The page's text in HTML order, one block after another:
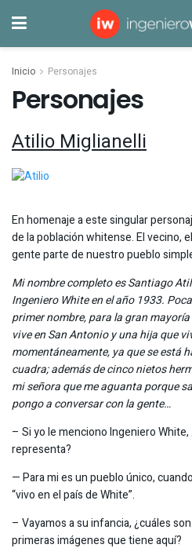
Inicio Personajes
Personajes
Atilio Miglianelli
En homenaje a este singular
de la población whitense. El vecino,
gente parte de nuestro pueblo
Mi nombre completo es Santiago
Ingeniero White en el año 1933.
primer nombre, para la gran
vive en San Antonio y una hija que
momentáneamente, ya que se está
cuadra; además de cinco nietos
mi señora que me aguanta porque
pongo a conversar con la gente…
– Si yo le menciono Ingeniero
representa?
— Para mi es un pueblo único,
“vivo en el país de White”.
– Vayamos a su infancia, ¿cuáles
primeras imágenes que tiene aquí?